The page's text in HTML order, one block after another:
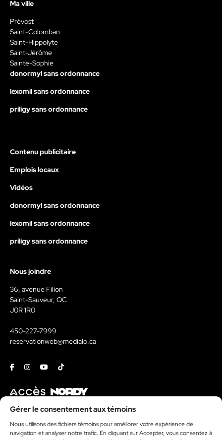
Gérer le consentement aux témoins
Nous utilisons des fichiers témoins pour améliorer votre expérience de
navigation et analyser notre trafic. En cliquant sur Accepter, vous consentez à
Ma ville
Prévost
Saint-Colomban
Saint-Hippolyte
Saint-Jérôme
Sainte-Sophie
donormyl sans ordonnance
lexomil sans ordonnance
priligy sans ordonnance
Contenu publicitaire
Emplois locaux
Vidéos
donormyl sans ordonnance
lexomil sans ordonnance
priligy sans ordonnance
Nous joindre
36, avenue Filion
Saint-Sauveur, QC
J0R 1R0
450-227-7999
reservationweb@medialo.ca
FacebookInstagramYoutubeTiktok
Contact
Kit média
Politique de témoins